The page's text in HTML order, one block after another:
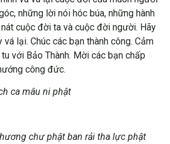
những lời nói hóc búa, những hành
cuộc đời ta và cuộc đời người. Hãy
lại. Chúc các bạn thành công. Cảm
với Bảo Thành. Mời các bạn chấp
công đức.
ca mâu ni phật
chư phật ban rải tha lực phật